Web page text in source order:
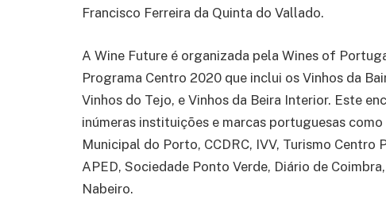
Francisco Ferreira da Quinta do Vallado.
A Wine Future é organizada pela Wines of
Programa Centro 2020 que inclui os Vinhos da
Vinhos do Tejo, e Vinhos da Beira Interior. Este
inúmeras instituições e marcas portuguesas
Municipal do Porto, CCDRC, IVV, Turismo Centro
APED, Sociedade Ponto Verde, Diário de
Nabeiro.